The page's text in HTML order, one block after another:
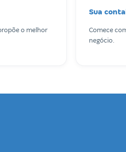
o melhor
Sua
Comece
negócio.